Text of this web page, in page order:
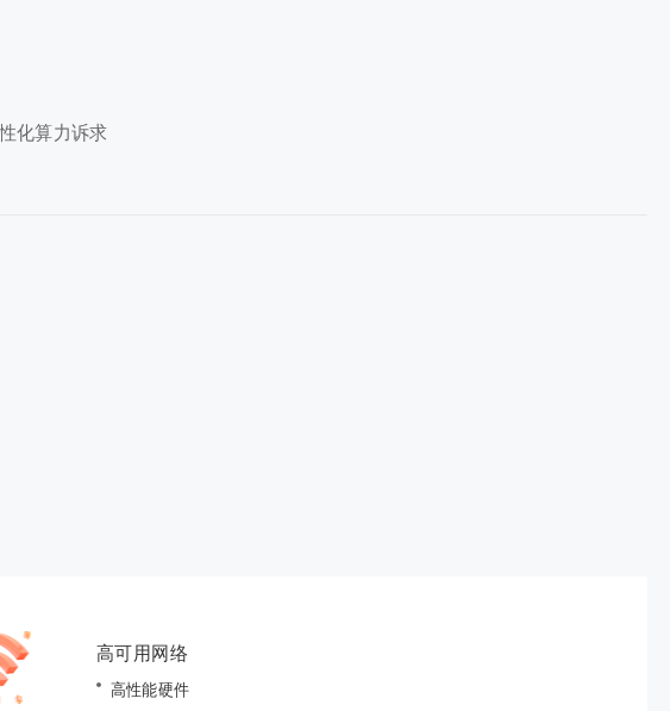
化算力诉求
高可用网络
高性能硬件